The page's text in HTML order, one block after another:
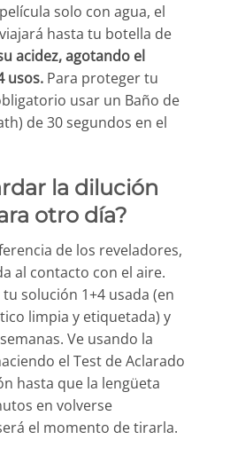
solo con agua, el
hasta tu botella de
acidez, agotando el
usos. Para proteger tu
usar un Baño de
de 30 segundos en el
la dilución
otro día?
de los reveladores,
al contacto con el aire.
solución 1+4 usada (en
limpia y etiquetada) y
Ve usando la
el Test de Aclarado
hasta que la lengüeta
en volverse
el momento de tirarla.